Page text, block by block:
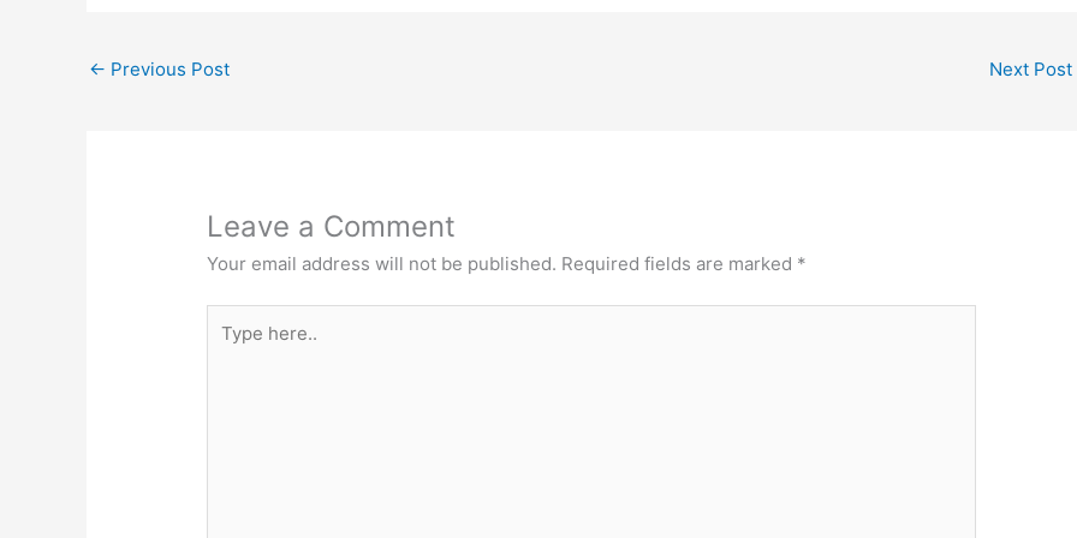
← Previous Post Next Post
Leave a Comment
Your email address will not be published. Required fields are marked *
here..